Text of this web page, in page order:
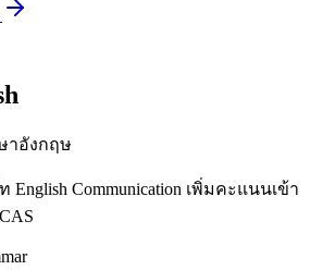
าอังกฤษ
English Communication เพิ่มคะแนนเข้า